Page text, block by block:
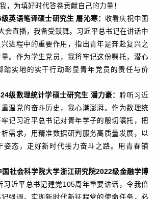
，为填好时代答卷贡献自己的力量！
英语笔译硕士研究生 屠沁寒： 收看庆祝中国
会直播，我备受鼓舞。习近平总书记在讲话中
进程中的重要作用，指出青年是奔赴复兴之
。作为学生党员，我将牢记这份嘱托，潜心
踏实地的实干行动彰显青年党员的责任与价
级数理统计学硕士研究生 潘力豪：聆听习近
温党的奋斗历史，我心潮澎湃。作为数理统
记习近平总书记对青年学子的殷切嘱托，把
需求，用精准数据研判服务高质量发展，以
姿态，走好新时代接力奋斗之路。用青春铺
社会科学院大学浙江研究院2022级金融学博
习近平总书记建党105周年重要讲话，令我倍
强调，实现新时代新征程党的使命任务，必